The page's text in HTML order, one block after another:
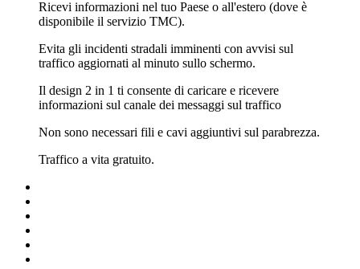
Ricevi informazioni nel tuo Paese o all'estero (dove è
disponibile il servizio TMC).
Evita gli incidenti stradali imminenti con avvisi sul
traffico aggiornati al minuto sullo schermo.
Il design 2 in 1 ti consente di caricare e ricevere
informazioni sul canale dei messaggi sul traffico
Non sono necessari fili e cavi aggiuntivi sul parabrezza.
Traffico a vita gratuito.